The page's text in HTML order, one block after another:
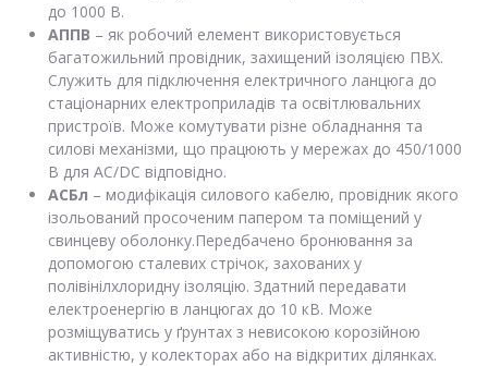
до 1000 В.
АППВ – як робочий елемент використовується
багатожильний провідник, захищений ізоляцією ПВХ.
Служить для підключення електричного ланцюга до
стаціонарних електроприладів та освітлювальних
пристроїв. Може комутувати різне обладнання та
силові механізми, що працюють у мережах до 450/1000
В для AC/DC відповідно.
АСБл – модифікація силового кабелю, провідник якого
ізольований просоченим папером та поміщений у
свинцеву оболонку.Передбачено бронювання за
допомогою сталевих стрічок, захованих у
полівінілхлоридну ізоляцію. Здатний передавати
електроенергію в ланцюгах до 10 кВ. Може
розміщуватись у ґрунтах з невисокою корозійною
активністю, у колекторах або на відкритих ділянках.